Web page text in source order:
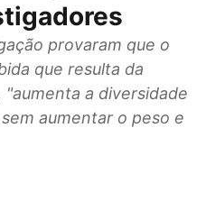
provaram que o
que resulta da
a diversidade
aumentar o peso e